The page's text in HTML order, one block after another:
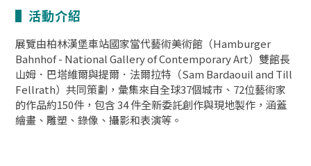
▌活動介紹
展覽由柏林漢堡車站國家當代藝術美術館（Hamburger
Bahnhof - National Gallery of Contemporary Art）雙館長
山姆．巴塔維爾與提爾．法爾拉特（Sam Bardaouil and Till
Fellrath）共同策劃，彙集來自全球37個城市、72位藝術家
的作品約150件，包含 34 件全新委託創作與現地製作，涵蓋
繪畫、雕塑、錄像、攝影和表演等。